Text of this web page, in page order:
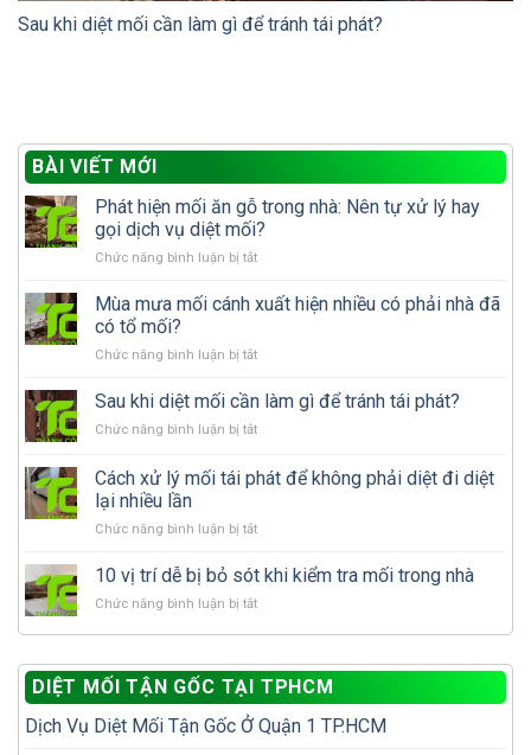
Sau khi diệt mối cần làm gì để tránh tái phát?
BÀI VIẾT MỚI
Phát hiện mối ăn gỗ trong nhà: Nên tự xử lý hay
gọi dịch vụ diệt mối?
Chức năng bình luận bị tắtở
hiện
gỗ
nhà:
tự
lý
diệt
mối?
Mùa mưa mối cánh xuất hiện nhiều có phải nhà đã
có tổ mối?
Chức năng bình luận bị tắtở
mưa
cánh
hiện
phải
đã
mối?
Sau khi diệt mối cần làm gì để tránh tái phát?
Chức năng bình luận bị tắtở
khi
diệt
cần
gì
tránh
Cách xử lý mối tái phát để không phải diệt đi diệt
lại nhiều lần
Chức năng bình luận bị tắtở
xử
mối
để
không
diệt
10 vị trí dễ bị bỏ sót khi kiểm tra mối trong nhà
Chức năng bình luận bị tắtở
trí
dễ
bị
bỏ
DIỆT MỐI TẬN GỐC TẠI TPHCM
Dịch Vụ Diệt Mối Tận Gốc Ở Quận 1 TP.HCM